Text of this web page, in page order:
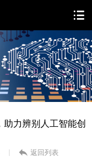
力辨别人工智能创
| 返回列表